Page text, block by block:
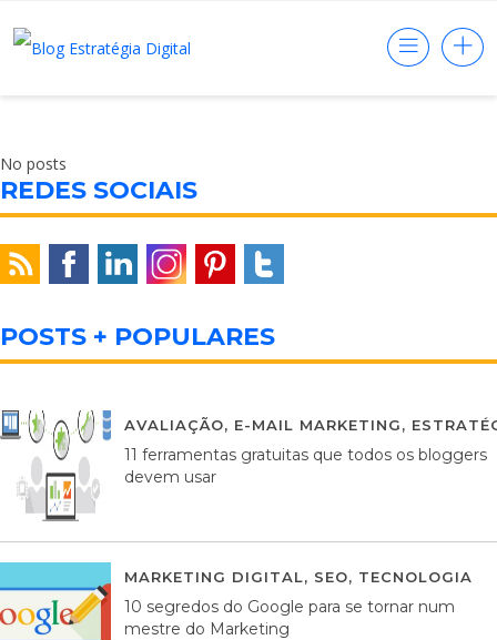
No posts
REDES SOCIAIS
POSTS + POPULARES
AVALIAÇÃO, E-MAIL MARKETING,
11 ferramentas gratuitas que todos os bloggers
devem usar
MARKETING DIGITAL, SEO, TECNOLOGIA
10 segredos do Google para se tornar num
mestre do Marketing